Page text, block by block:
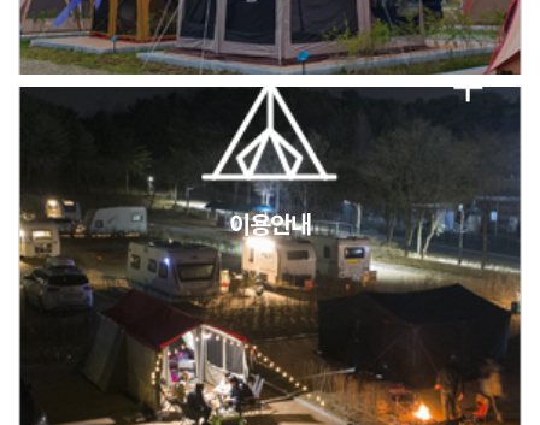
2026년 5월 캠핑장 안점 점검의 날 변경 안내
캠핑장(9월1일~6일) 미운영 공지
2026년 5월 캠핑장 안점 점검의 날 변경 안내
캠핑장(9월1일~6일) 미운영 공지
[6/1]전산시스템 점검 및 안정화에 따른 서비스 이용 제한 안내
이용안내